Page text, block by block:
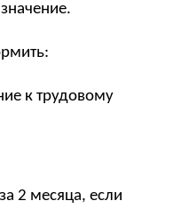
к трудовому
2 месяца, если